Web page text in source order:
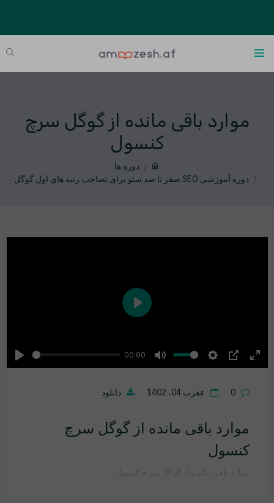
موارد باقی مانده از گوگل سرچ
کنسول
دوره ها
دوره آموزشی SEO صفر تا صد سئو برای تصاحب رتبه های اول گوگل
Play
00:00
Mute Settings
PIP
Play
0 عقرب 04، 1402 دانلود
موارد باقی مانده از گوگل سرچ
کنسول
موارد باقی مانده از گوگل سرچ کنسول